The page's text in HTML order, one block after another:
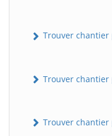
Trouver chantier
Trouver
Trouver